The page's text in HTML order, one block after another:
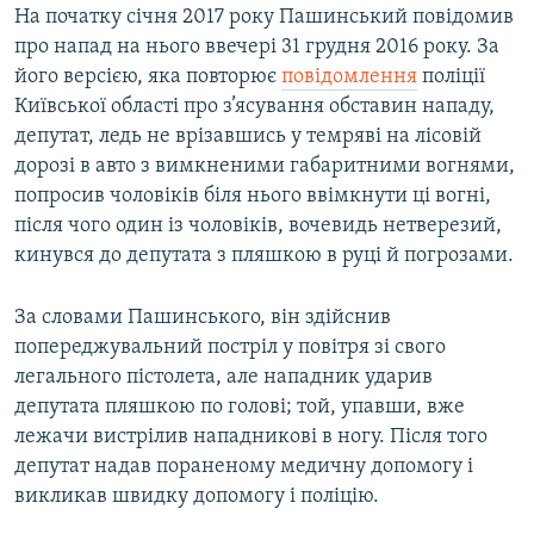
На початку січня 2017 року Пашинський повідомив
про напад на нього ввечері 31 грудня 2016 року. За
його версією, яка повторює повідомлення поліції
Київської області про з’ясування обставин нападу,
депутат, ледь не врізавшись у темряві на лісовій
дорозі в авто з вимкненими габаритними вогнями,
попросив чоловіків біля нього ввімкнути ці вогні,
після чого один із чоловіків, вочевидь нетверезий,
кинувся до депутата з пляшкою в руці й погрозами.
За словами Пашинського, він здійснив
попереджувальний постріл у повітря зі свого
легального пістолета, але нападник ударив
депутата пляшкою по голові; той, упавши, вже
лежачи вистрілив нападникові в ногу. Після того
депутат надав пораненому медичну допомогу і
викликав швидку допомогу і поліцію.